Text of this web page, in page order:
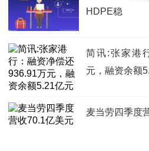
HDPE稳
简讯:张家港
元，融资余额
麦当劳四季度